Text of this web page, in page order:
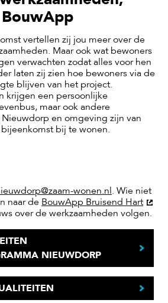
vertellen zij jou meer over de
Maar ook wat bewoners
verwachten zodat alles voor hen
laten zij zien hoe bewoners via de
blijven van het project.
krijgen een persoonlijke
maar ook andere
en omgeving zijn van
bij te wonen.
wonen.nl . Wie niet
naar de BouwApp Bruisend Hart
over de werkzaamheden volgen.
NIEUWDORP